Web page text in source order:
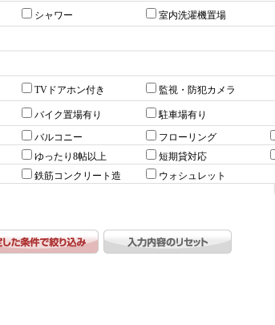
シャワー 室内洗濯機置場
TVドアホン付き 監視・防犯カメラ
バイク置場有り 駐車場有り
バルコニー フローリング
ゆったり8帖以上 短期貸対応
鉄筋コンクリート造 ウォシュレット